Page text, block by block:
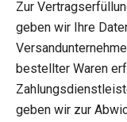
Zur
geben wir Ihre
bestellter Waren
geben wir zur